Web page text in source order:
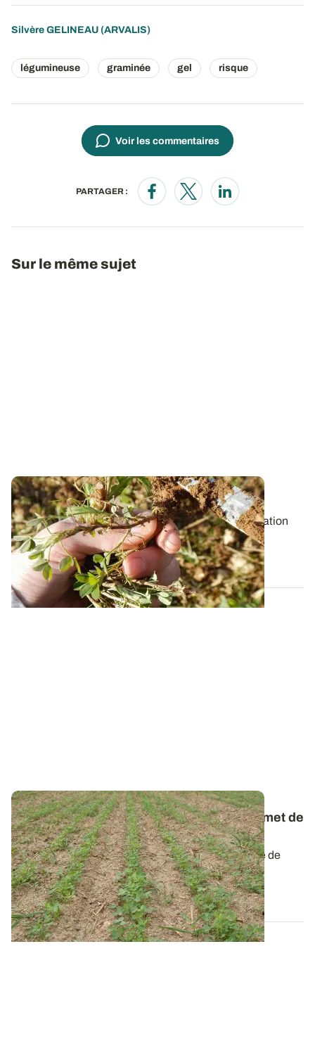
Silvère GELINEAU (ARVALIS)
légumineuse graminée gel risque
Voir les commentaires
PARTAGER :
Opens in a new window
Opens in a new window
Opens in a new
Sur le même sujet
Réussir l’implantation d’une luzerne
Le choix de la parcelle, la date et le mode d’implantation
sont trois paramètres...
16 MARS 2017
Oui, implanter la luzerne tôt dans l’été permet de
maximiser sa production en 1re année
Une implantation précoce durant l’été, sous réserve de
conditions hydriques favorables à...
06 JUILL. 2022